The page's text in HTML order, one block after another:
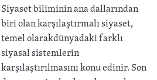
Siyaset biliminin ana dallarından
biri olan karşılaştırmalı siyaset,
temel olarakdünyadaki farklı
siyasal sistemlerin
karşılaştırılmasını konu edinir. Son